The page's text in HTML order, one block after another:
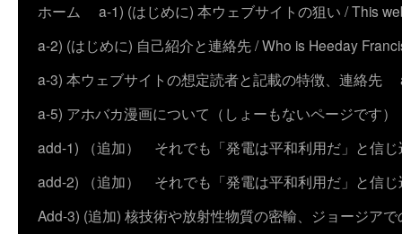
ホーム
a-1) (はじめに) 本ウェブサイトの狙い / This
a-2) (はじめに) 自己紹介と連絡先 / Who is Heeday
a-3) 本ウェブサイトの想定読者と記載の特徴、連絡先
a-5) アホバカ漫画について（しょーもないページです）
add-1) （追加） それでも「発電は平和利用だ」と信
add-2) （追加） それでも「発電は平和利用だ」と信
Add-3) (追加) 核技術や放射性物質の密輸、ジョージアで